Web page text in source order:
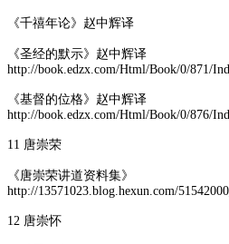
《千禧年论》赵中辉译
《圣经的默示》赵中辉译
http://book.edzx.com/Html/Book/0/871/
《基督的位格》赵中辉译
http://book.edzx.com/Html/Book/0/876/
11 唐崇荣
《唐崇荣讲道资料集》
http://13571023.blog.hexun.com/
12 唐崇怀